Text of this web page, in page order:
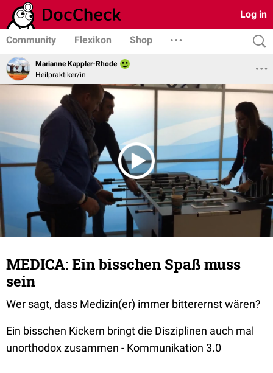
Log in
Community Flexikon Shop
Marianne Kappler-Rhode
Heilpraktiker/in
MEDICA: Ein bisschen Spaß muss
sein
Wer sagt, dass Medizin(er) immer bitterernst wären?
Ein bisschen Kickern bringt die Disziplinen auch mal
unorthodox zusammen - Kommunikation 3.0